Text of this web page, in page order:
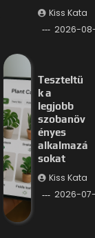
Kiss Kata
2026-
Teszteltü
k a
legjobb
szobanöv
ényes
alkalmazá
sokat
Kiss Kata
2026-